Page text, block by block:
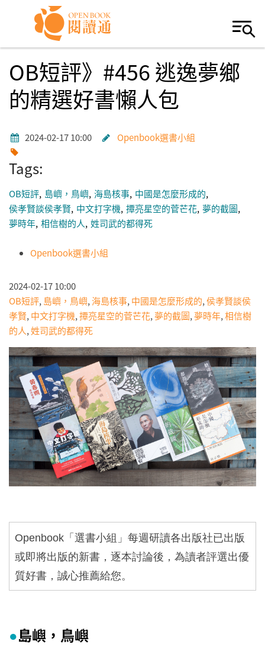
Skip to navigation
移至主內容
OB短評》#456 逃逸夢鄉
的精選好書懶人包
2024-02-17 10:00 Openbook選書小組
Tags:
OB短評 島嶼，鳥嶼 海島核事
中國是怎麼形成的
侯孝賢談侯孝賢
中文打字機 撢亮星空的菅芒花
夢的截圖
夢時年 相信樹的人 姓司武的都得死
Openbook選書小組
2024-02-17 10:00
OB短評, 島嶼，鳥嶼, 海島核事, 中國是怎麼形成的,侯孝賢談侯
孝賢, 中文打字機,撢亮星空的菅芒花, 夢的截圖, 夢時年,相信樹
的人,姓司武的都得死
Openbook 「選書小組」每週研讀各出版社已出版
或即將出版的新書，逐本討論後，為讀者評選出優
質好書，誠心推薦給您。
●島嶼，鳥嶼